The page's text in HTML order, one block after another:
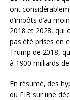
ont
d’impôts d’au
2018 et 2028, qui
pas été prises en
Trump de 2018,
à 1900 milliards
En résumé, des
du PIB sur une